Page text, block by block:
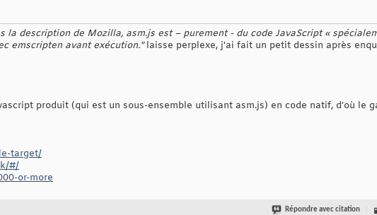
la description de Mozilla, asm.js est – purement - du code JavaScript «
emscripten avant exécution."laisse perplexe, j'ai fait un petit dessin après
produit (qui est un sous-ensemble utilisant asm.js) en code natif, d'où le
target/
#/
or-more
Répondre avec citation